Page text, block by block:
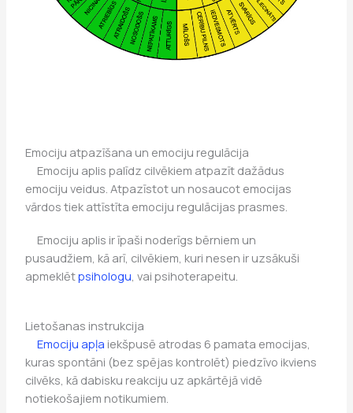
Emociju atpazīšana un emociju regulācija
Emociju aplis palīdz cilvēkiem atpazīt dažādus
emociju veidus. Atpazīstot un nosaucot emocijas
vārdos tiek attīstīta emociju regulācijas prasmes.
Emociju aplis ir īpaši noderīgs bērniem un
pusaudžiem, kā arī, cilvēkiem, kuri nesen ir uzsākuši
apmeklētpsihologu, vai psihoterapeitu.
Lietošanas instrukcija
Emociju apļa iekšpusē atrodas 6 pamata emocijas,
kuras spontāni (bez spējas kontrolēt) piedzīvo ikviens
cilvēks, kā dabisku reakciju uz apkārtējā vidē
notiekošajiem notikumiem.